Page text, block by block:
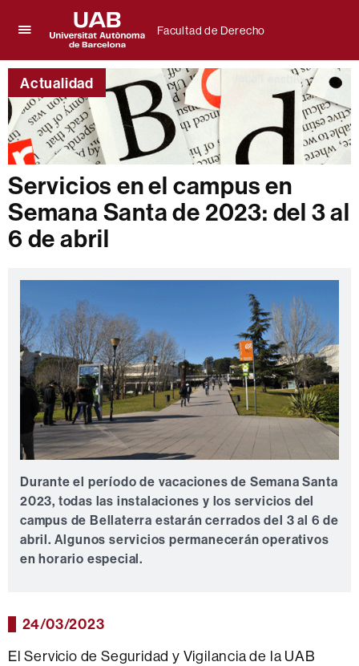
aquí
para
desplegar
el
menú
de
Facultad
Derecho
Universitat
Autònoma
de
Barcelona
Facultad de Derecho
Actualidad
Servicios en el campus en
Semana Santa de 2023: del 3 al
6 de abril
Durante el período de vacaciones de Semana Santa
2023, todas las instalaciones y los servicios del
campus de Bellaterra estarán cerrados del 3 al 6 de
abril. Algunos servicios permanecerán operativos
en horario especial.
24/03/2023
El Servicio de Seguridad y Vigilancia de la UAB